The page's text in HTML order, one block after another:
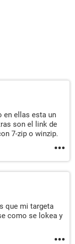
en ellas esta un
son el link de
7-zip o winzip.
que mi targeta
como se lokea y